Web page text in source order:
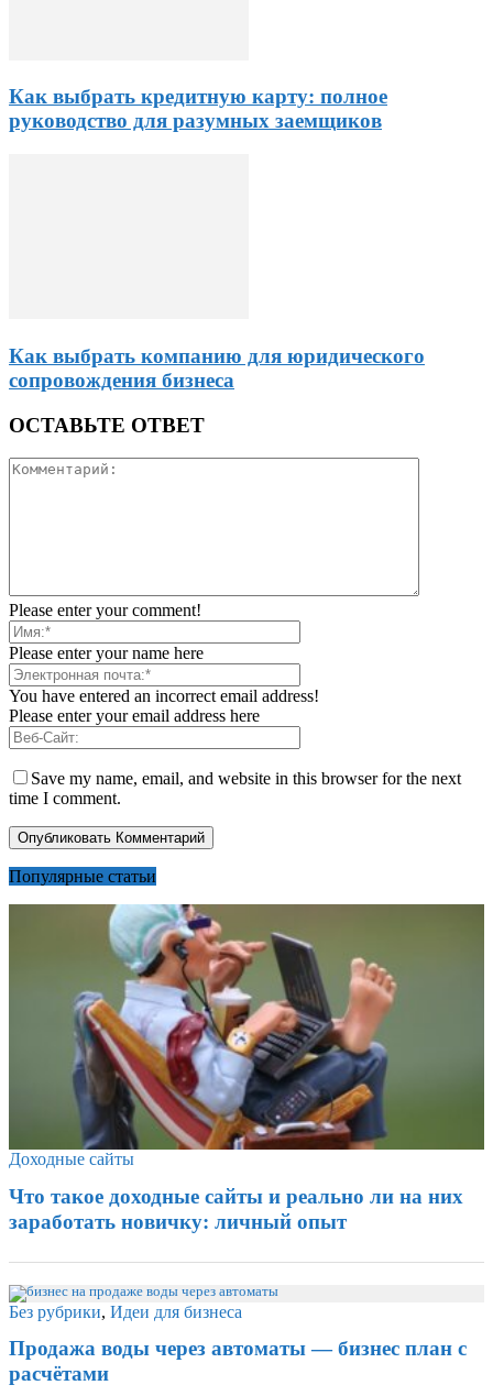
Как выбрать кредитную карту: полное
руководство для разумных заемщиков
Как выбрать компанию для юридического
сопровождения бизнеса
ОСТАВЬТЕ ОТВЕТ
Please enter your comment!
Please enter your name here
You have entered an incorrect email address!
Please enter your email address here
Save my name, email, and website in this browser for the next
time I comment.
Популярные статьи
Доходные сайты
Что такое доходные сайты и реально ли на них
заработать новичку: личный опыт
Без рубрики, Идеи для бизнеса
Продажа воды через автоматы — бизнес план с
расчётами